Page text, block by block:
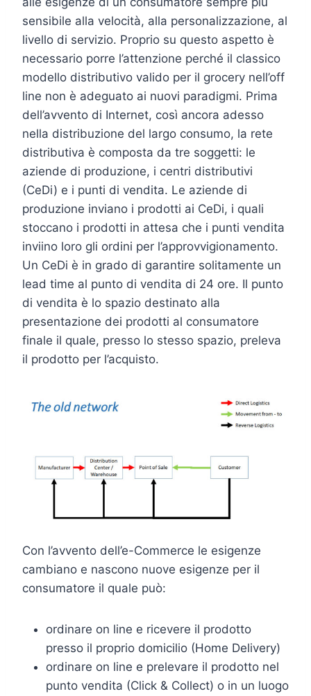
sensibile alla velocità, alla personalizzazione, al
livello di servizio. Proprio su questo aspetto è
necessario porre l’attenzione perché il classico
modello distributivo valido per il grocery nell’off
line non è adeguato ai nuovi paradigmi. Prima
dell’avvento di Internet, così ancora adesso
nella distribuzione del largo consumo, la rete
distributiva è composta da tre soggetti: le
aziende di produzione, i centri distributivi
(CeDi) e i punti di vendita. Le aziende di
produzione inviano i prodotti ai CeDi, i quali
stoccano i prodotti in attesa che i punti vendita
inviino loro gli ordini per l’approvvigionamento.
Un CeDi è in grado di garantire solitamente un
lead time al punto di vendita di 24 ore. Il punto
di vendita è lo spazio destinato alla
presentazione dei prodotti al consumatore
finale il quale, presso lo stesso spazio, preleva
il prodotto per l’acquisto.
Con l’avvento dell’e-Commerce le esigenze
cambiano e nascono nuove esigenze per il
consumatore il quale può:
ordinare on line e ricevere il prodotto
presso il proprio domicilio (Home Delivery)
ordinare on line e prelevare il prodotto nel
punto vendita (Click & Collect) o in un luogo